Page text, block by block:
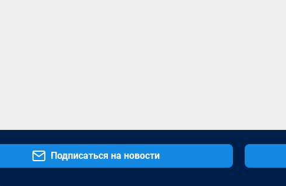
Подписаться на новости